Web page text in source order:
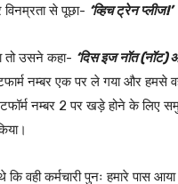
से पूछा- ‘व्हिच ट्रेन प्लीज!’
तो उसने कहा- ‘दिस इज नॉत (नॉट)
नम्बर एक पर ले गया और हमसे
नम्बर 2 पर खड़े होने के
वही कर्मचारी पुनः हमारे पास